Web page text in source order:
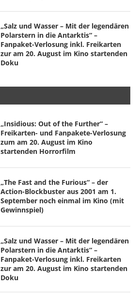
„Salz und Wasser – Mit der legendären
Polarstern in die Antarktis“ –
Fanpaket-Verlosung inkl. Freikarten
zur am 20. August im Kino startenden
Doku
„Insidious: Out of the Further“ –
Freikarten- und Fanpakete-Verlosung
zum am 20. August im Kino
startenden Horrorfilm
„The Fast and the Furious“ – der
Action-Blockbuster aus 2001 am 1.
September noch einmal im Kino (mit
Gewinnspiel)
„Salz und Wasser – Mit der legendären
Polarstern in die Antarktis“ –
Fanpaket-Verlosung inkl. Freikarten
zur am 20. August im Kino startenden
Doku